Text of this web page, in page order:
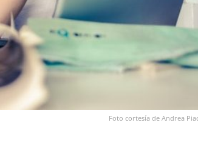
Foto cortesía de Andrea